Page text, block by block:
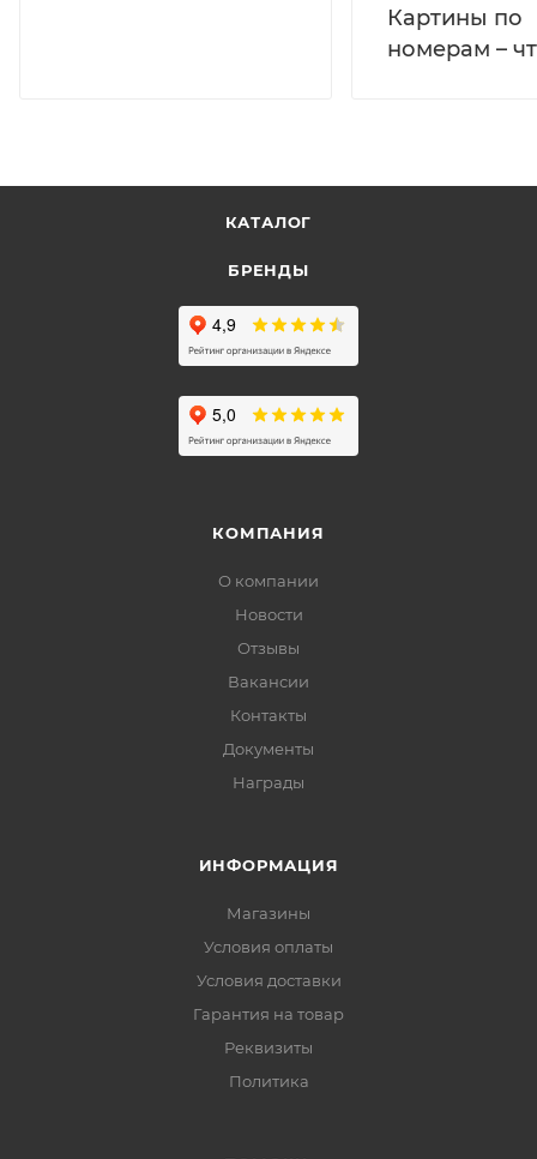
Картины по
номерам –
КАТАЛОГ
БРЕНДЫ
КОМПАНИЯ
О компании
Новости
Отзывы
Вакансии
Контакты
Документы
Награды
ИНФОРМАЦИЯ
Магазины
Условия оплаты
Условия доставки
Гарантия на товар
Реквизиты
Политика